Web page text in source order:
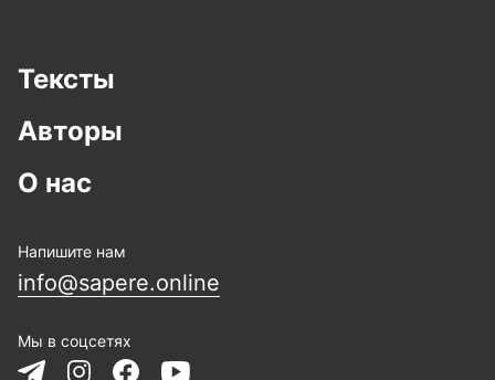
Тексты
Авторы
О нас
Напишите нам
info@sapere.online
Мы в соцсетях